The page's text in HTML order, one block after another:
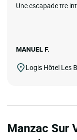
Une escapade tre
MANUEL F.
Logis Hôtel Les
Manzac Sur